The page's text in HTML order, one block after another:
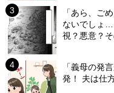
「あら、ご
ないでしょ
視？悪意？
「義母の発
発！ 夫は仕